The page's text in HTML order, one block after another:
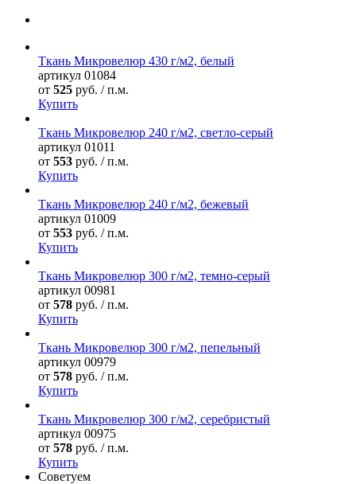
Ткань Микровелюр 430 г/м2, белый
артикул 01084
от 525 руб. / п.м.
Купить
Ткань Микровелюр 240 г/м2, светло-серый
артикул 01011
от 553 руб. / п.м.
Купить
Ткань Микровелюр 240 г/м2, бежевый
артикул 01009
от 553 руб. / п.м.
Купить
Ткань Микровелюр 300 г/м2, темно-серый
артикул 00981
от 578 руб. / п.м.
Купить
Ткань Микровелюр 300 г/м2, пепельный
артикул 00979
от 578 руб. / п.м.
Купить
Ткань Микровелюр 300 г/м2, серебристый
артикул 00975
от 578 руб. / п.м.
Купить
Советуем